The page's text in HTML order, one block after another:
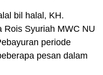
bil halal, KH.
Rois Syuriah MWC NU
periode
pesan dalam